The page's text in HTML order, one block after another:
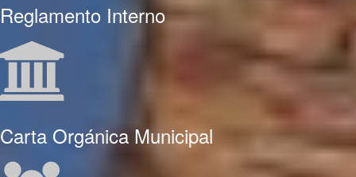
Reglamento Interno
Carta Orgánica Municipal